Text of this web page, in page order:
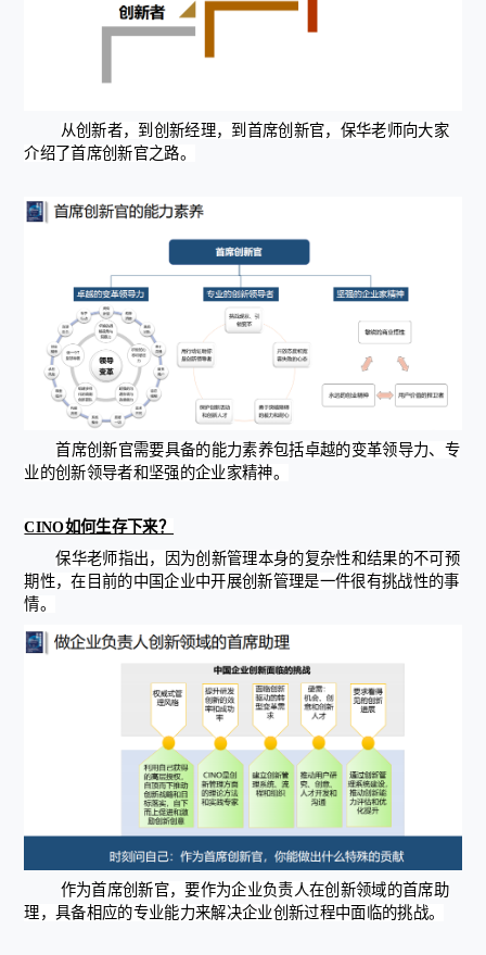
从创新者，到创新经理，到首席创新官，保华老师向大家
介绍了首席创新官之路。
首席创新官需要具备的能力素养包括卓越的变革领导力、专
业的创新领导者和坚强的企业家精神。
CINO如何生存下来？
保华老师指出，因为创新管理本身的复杂性和结果的不可预
期性，在目前的中国企业中开展创新管理是一件很有挑战性的事
情。
作为首席创新官，要作为企业负责人在创新领域的首席助
理，具备相应的专业能力来解决企业创新过程中面临的挑战。